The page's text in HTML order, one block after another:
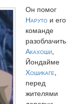
Он помог
Нарутои его
команде
разоблачить
Акахоши,
Йондайме
Хошикаге,
перед
жителями